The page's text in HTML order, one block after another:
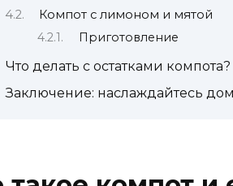
Компот с лимоном и мятой
Приготовление
Что делать с остатками компота?
Заключение: наслаждайтесь